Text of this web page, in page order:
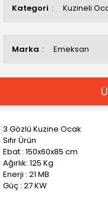
Kategori Kuzineli
Marka Emeksan
3 Gözlü Kuzine Ocak
Sıfır Ürün
Ebat : 150x60x85 cm
Ağırlık: 125 Kg
Enerji : 21 MB
Güç : 27 KW